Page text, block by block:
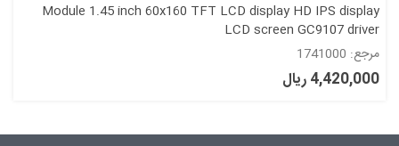
Module 1.45 inch 60x160 TFT LCD display HD IPS display
LCD screen GC9107 driver
مرجع: 1741000
4,420,000 ریال